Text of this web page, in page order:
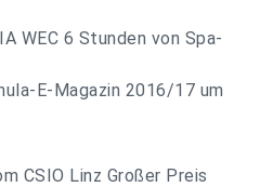
WEC 6 Stunden von Spa-
E-Magazin 2016/17 um
CSIO Linz Großer Preis